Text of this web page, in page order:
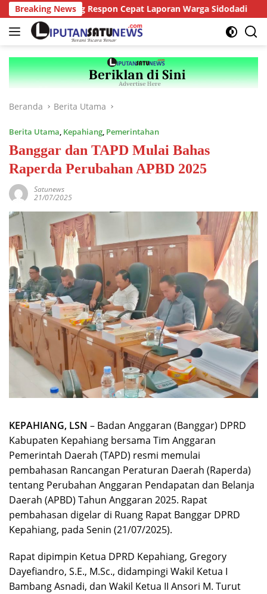
Langsung
ke
konten
Breaking News
Respon Cepat Laporan Warga Sidodadi Ketua
Beranda Berita Utama
Berita Utama, Kepahiang, Pemerintahan
Banggar dan TAPD Mulai Bahas
Raperda Perubahan APBD 2025
Satunews
21/07/2025
KEPAHIANG, LSN – Badan Anggaran (Banggar) DPRD
Kabupaten Kepahiang bersama Tim Anggaran
Pemerintah Daerah (TAPD) resmi memulai
pembahasan Rancangan Peraturan Daerah (Raperda)
tentang Perubahan Anggaran Pendapatan dan Belanja
Daerah (APBD) Tahun Anggaran 2025. Rapat
pembahasan digelar di Ruang Rapat Banggar DPRD
Kepahiang, pada Senin (21/07/2025).
Rapat dipimpin Ketua DPRD Kepahiang, Gregory
Dayefiandro, S.E., M.Sc., didampingi Wakil Ketua I
Bambang Asnadi, dan Wakil Ketua II Ansori M. Turut